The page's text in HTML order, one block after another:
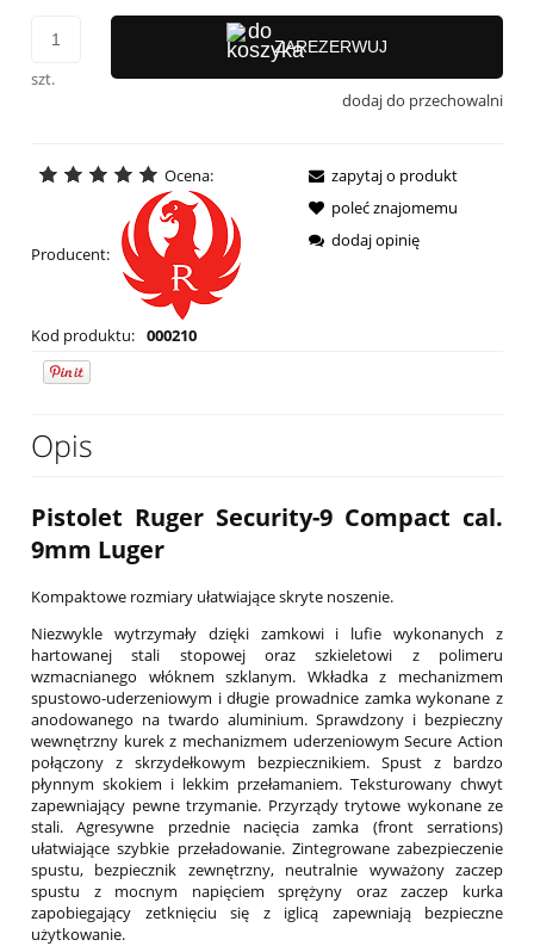
szt.
ZAREZERWUJ
dodaj do przechowalni
Ocena:
Producent:
Kod produktu: 000210
zapytaj o produkt
poleć znajomemu
dodaj opinię
Opis
Pistolet Ruger Security-9 Compact cal.
9mm Luger
Kompaktowe rozmiary ułatwiające skryte noszenie.
Niezwykle wytrzymały dzięki zamkowi i lufie wykonanych z
hartowanej stali stopowej oraz szkieletowi z polimeru
wzmacnianego włóknem szklanym. Wkładka z mechanizmem
spustowo-uderzeniowym i długie prowadnice zamka wykonane z
anodowanego na twardo aluminium. Sprawdzony i bezpieczny
wewnętrzny kurek z mechanizmem uderzeniowym Secure Action
połączony z skrzydełkowym bezpiecznikiem. Spust z bardzo
płynnym skokiem i lekkim przełamaniem. Teksturowany chwyt
zapewniający pewne trzymanie. Przyrządy trytowe wykonane ze
stali. Agresywne przednie nacięcia zamka (front serrations)
ułatwiające szybkie przeładowanie. Zintegrowane zabezpieczenie
spustu, bezpiecznik zewnętrzny, neutralnie wyważony zaczep
spustu z mocnym napięciem sprężyny oraz zaczep kurka
zapobiegający zetknięciu się z iglicą zapewniają bezpieczne
użytkowanie.